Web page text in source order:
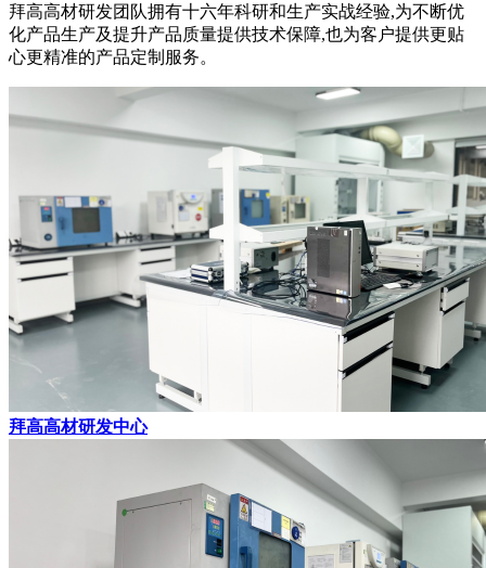
拜高高材研发团队拥有十六年科研和生产实战经验,为不断优
化产品生产及提升产品质量提供技术保障,也为客户提供更贴
心更精准的产品定制服务。
拜高高材研发中心